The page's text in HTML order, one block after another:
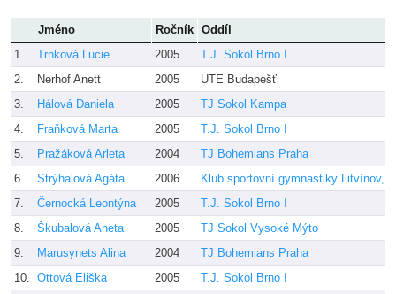
Jméno Ročník Oddíl
1.
Trnková Lucie 2005
T.J. Sokol Brno I
2.
Nerhof Anett 2005
UTE Budapešť
3.
Hálová Daniela 2005
TJ Sokol Kampa
4.
Fraňková Marta 2005
T.J. Sokol Brno I
5.
Pražáková Arleta 2004
TJ Bohemians Praha
6.
Strýhalová Agáta 2006
Klub sportovní gymnastiky Litvínov,
7.
Černocká Leontýna 2005
T.J. Sokol Brno I
8.
Škubalová Aneta 2005
TJ Sokol Vysoké Mýto
9.
Marusynets Alina 2004
TJ Bohemians Praha
10. Ottová Eliška 2005
T.J. Sokol Brno I